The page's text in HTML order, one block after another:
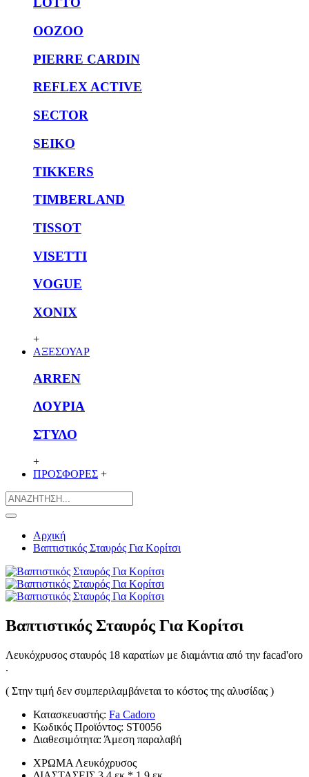
OOZOO
PIERRE CARDIN
REFLEX ACTIVE
SECTOR
SEIKO
TIKKERS
TIMBERLAND
TISSOT
VISETTI
VOGUE
XONIX
+
ΑΞΕΣΟΥΑΡ
ARREN
ΛΟΥΡΙΑ
ΣΤΥΛΟ
+
ΠΡΟΣΦΟΡΕΣ +
Αρχική
Βαπτιστικός Σταυρός Για Κορίτσι
Βαπτιστικός Σταυρός Για Κορίτσι
Λευκόχρυσος σταυρός 18 καρατίων με διαμάντια από την facad'oro
.
( Στην τιμή δεν συμπεριλαμβάνεται το κόστος της αλυσίδας )
Κατασκευαστής: Fa Cadoro
Κωδικός Προϊόντος: ST0056
Διαθεσιμότητα: Άμεση παραλαβή
ΧΡΩΜΑ Λευκόχρυσος